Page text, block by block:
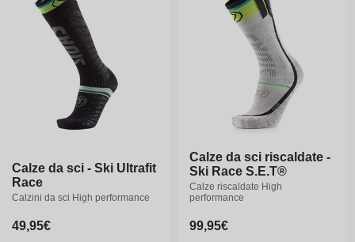
n
e
:
Calze da sci - Ski Ultrafit
Race
Calzini da sci High performance
Prezzo
49,95€
Calze da sci - Ski Ultrafit
Race
Calzini da sci High performance
Prezzo
49,95€
Calze da sci riscaldate -
Ski Race S.E.T®
Calze riscaldate High
performance
Prezzo
99,95€